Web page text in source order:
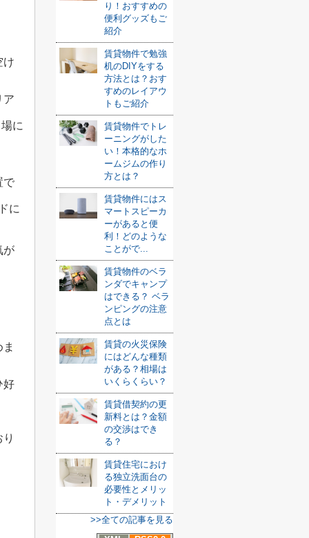
け
ア
に
で
に
が
好
り！おすすめの
便利グッズもご
紹介
賃貸物件で勉強
机のDIYをする
方法とは？おす
すめのレイアウ
トもご紹介
賃貸物件でトレ
ーニングがした
い！本格的なホ
ームジムの作り
方とは？
賃貸物件にはス
マートスピーカ
ーがあると便
利！どのような
ことがで...
賃貸物件のベラ
ンダでキャンプ
はできる？ ベラ
ンピングの注意
点とは
賃貸の火災保険
にはどんな種類
がある？相場は
いくらくらい？
賃貸借契約の更
新料とは？金額
の交渉はでき
る？
賃貸住宅におけ
る独立洗面台の
必要性とメリッ
ト・デメリット
>>全ての記事を見る